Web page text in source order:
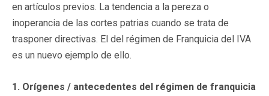
en artículos previos. La tendencia a la pereza o
inoperancia de las cortes patrias cuando se trata de
trasponer directivas. El del régimen de Franquicia del IVA
es un nuevo ejemplo de ello.
1. Orígenes / antecedentes del régimen de franquicia